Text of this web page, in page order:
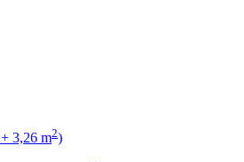
+ 3,26 m2)